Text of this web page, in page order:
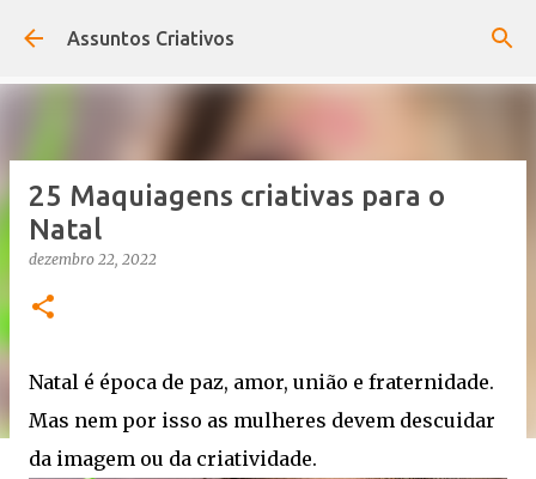
Pular para o conteúdo principal
Assuntos Criativos
25 Maquiagens criativas para o
Natal
dezembro 22, 2022
Natal é época de paz, amor, união e fraternidade.
Mas nem por isso as mulheres devem descuidar
da imagem ou da criatividade.